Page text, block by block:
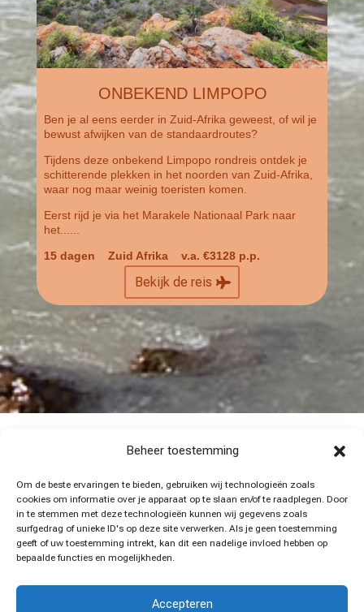
Beheer toestemming
Om de beste ervaringen te bieden, gebruiken wij technologieën zoals
cookies om informatie over je apparaat op te slaan en/of te raadplegen. Door
in te stemmen met deze technologieën kunnen wij gegevens zoals
surfgedrag of unieke ID's op deze site verwerken. Als je geen toestemming
geeft of uw toestemming intrekt, kan dit een nadelige invloed hebben op
bepaalde functies en mogelijkheden.
Accepteren
ONBEKEND LIMPOPO
Ben je al eens eerder in Zuid-Afrika geweest, of wil je
bewust afwijken van de standaardroutes?
Tijdens deze onbekend Limpopo rondreis ontdek je
schitterende plekken in het noorden van Zuid-Afrika,
waar nog maar weinig toeristen komen.
Eerst rijd je via het Marakele Nationaal Park naar
het......
15 dagen Zuid Afrika
v.a. €3128 p.p.
Bekijk de reis